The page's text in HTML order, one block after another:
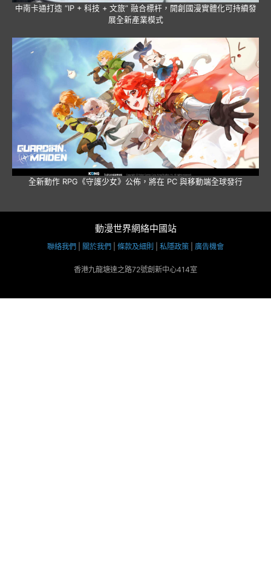
中南卡通打造 “IP + 科技 + 文旅” 融合標杆，開創國漫實體化可持續發
展全新產業模式
全新動作 RPG《守護少女》公佈，將在 PC 與移動端全球發行
動漫世界網絡中國站
聯絡我們 關於我們 條款及細則 私隱政策 廣告機會
香港九龍塘達之路72號創新中心414室